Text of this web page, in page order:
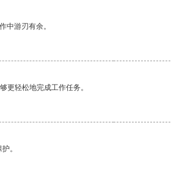
中游刃有余。
更轻松地完成工作任务。
。